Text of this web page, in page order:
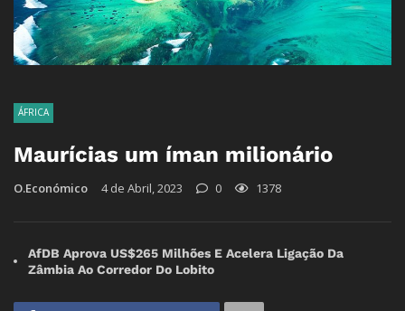
ÁFRICA
Maurícias um íman milionário
O.Económico 4 de Abril, 2023 0 1378
AfDB Aprova US$265 Milhões E Acelera Ligação Da
Zâmbia Ao Corredor Do Lobito